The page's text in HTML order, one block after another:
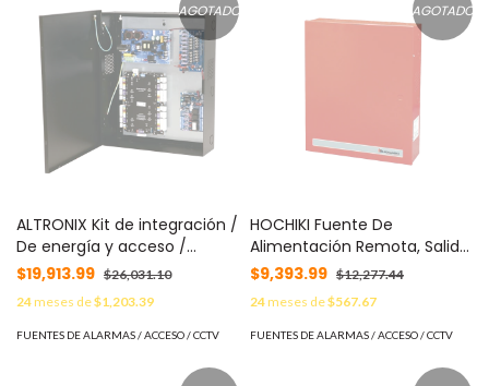
#FuenteSAXXON
AGOTADO
ALTRONIX Kit de integración /
De energía y acceso /
contiene AL600ULXB,
ACM8,VR6, PDS8 MOD:
T1SPK34
$19,913.99 $26,031.10
24meses de$1,203.39
FUENTES DE ALARMAS / ACCESO / CCTV
AGOTADO
HOCHIKI Fuente De
Alimentación Remota, Salida
12/24Vcd Seleccionable,
Capacidad 2.5A, Listada UL,
Aprobada FM, (0500-02330)
MOD: FN-300ULX-R
$9,393.99 $12,277.44
24meses de$567.67
FUENTES DE ALARMAS / ACCESO / CCTV